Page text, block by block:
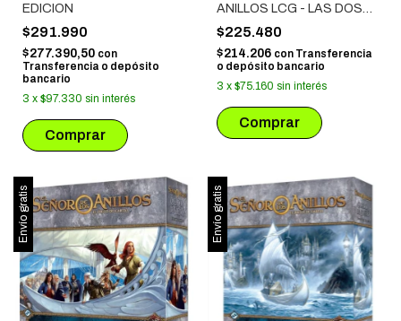
EDICION
$291.990
$277.390,50 con
Transferencia o depósito
bancario
3 x $97.330 sin interés
ANILLOS LCG - LAS DOS
TORRES EXP. SAGA
$225.480
$214.206 con Transferencia
o depósito bancario
3 x $75.160 sin interés
Envío gratis Envío gratis